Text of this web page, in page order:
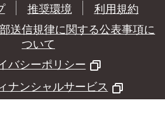
推奨環境
利用規約
送信規律に関する公表事項に
ついて
バシーポリシー
ナンシャルサービス